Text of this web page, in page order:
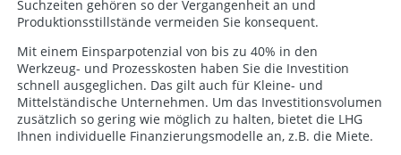
Suchzeiten gehören so der Vergangenheit an und
Produktionsstillstände vermeiden Sie konsequent.
Mit einem Einsparpotenzial von bis zu 40% in den
Werkzeug- und Prozesskosten haben Sie die Investition
schnell ausgeglichen. Das gilt auch für Kleine- und
Mittelständische Unternehmen. Um das Investitionsvolumen
zusätzlich so gering wie möglich zu halten, bietet die LHG
Ihnen individuelle Finanzierungsmodelle an, z.B. die Miete.